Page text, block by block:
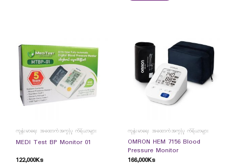
ကျန်းမာရေး အထောက်အကူပြု ကိရိယာများ
MEDI Test BP Monitor 01
122,000Ks
ကျန်းမာရေး အထောက်အကူပြု ကိရိယာများ
OMRON HEM 7156 Blood
Pressure Monitor
166,000Ks